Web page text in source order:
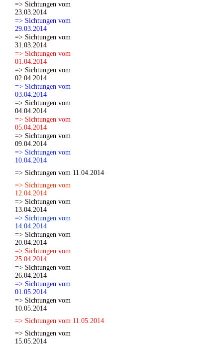
=> Sichtungen vom
23.03.2014
=> Sichtungen vom
29.03.2014
=> Sichtungen vom
31.03.2014
=> Sichtungen vom
01.04.2014
=> Sichtungen vom
02.04.2014
=> Sichtungen vom
03.04.2014
=> Sichtungen vom
04.04.2014
=> Sichtungen vom
05.04.2014
=> Sichtungen vom
09.04.2014
=> Sichtungen vom
10.04.2014
=> Sichtungen vom 11.04.2014
=> Sichtungen vom
12.04.2014
=> Sichtungen vom
13.04.2014
=> Sichtungen vom
14.04.2014
=> Sichtungen vom
20.04.2014
=> Sichtungen vom
25.04.2014
=> Sichtungen vom
26.04.2014
=> Sichtungen vom
01.05.2014
=> Sichtungen vom
10.05.2014
=> Sichtungen vom 11.05.2014
=> Sichtungen vom
15.05.2014